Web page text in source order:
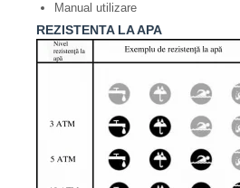
Manual utilizare
REZISTENTA LA APA